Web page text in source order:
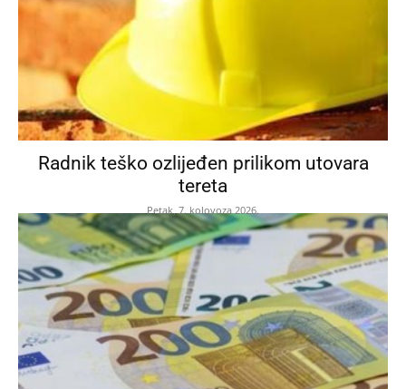
Radnik teško ozlijeđen prilikom utovara
tereta
Petak, 7. kolovoza 2026.